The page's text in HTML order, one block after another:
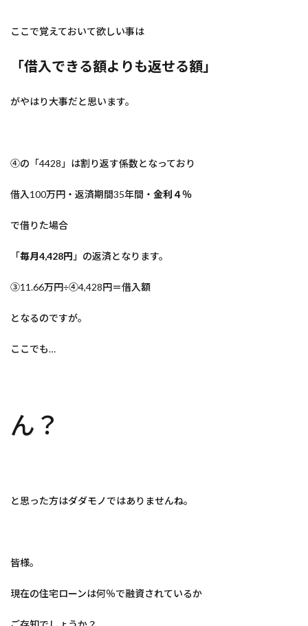
ここで覚えておいて欲しい事は
「借入できる額よりも返せる額」
がやはり大事だと思います。
④の「4428」は割り返す係数となっており
借入100万円・返済期間35年間・ 金利４％
で借りた場合
「毎月4,428円 」の返済となります。
③11.66万円÷④4,428円＝借入額
となるのですが。
ここでも…
ん？
と思った方はダダモノではありませんね。
皆様。
現在の住宅ローンは何％で融資されているか